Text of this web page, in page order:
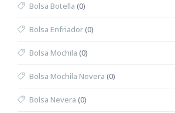
Bolsa Botella (0)
Bolsa Enfriador(0)
Bolsa Mochila (0)
Bolsa Mochila Nevera (0)
Bolsa Nevera (0)